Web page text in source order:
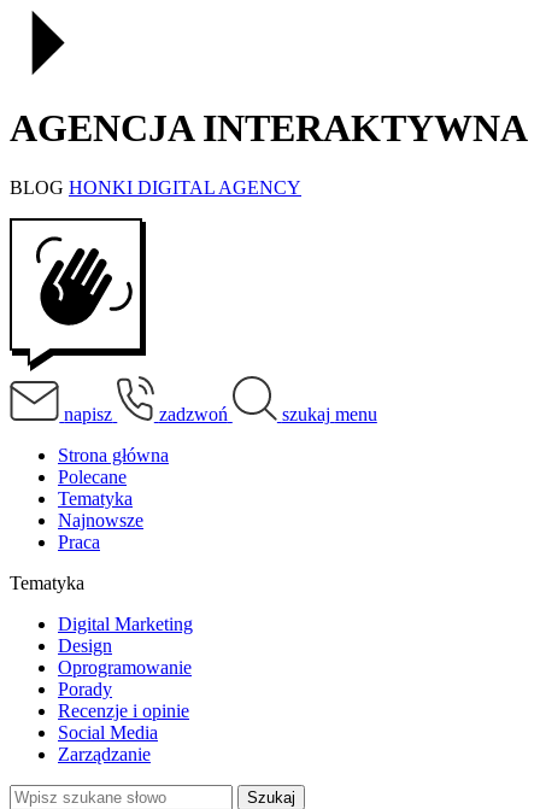
AGENCJA INTERAKTYWNA
BLOG HONKI DIGITAL AGENCY
napisz zadzwoń szukaj menu
Strona główna
Polecane
Tematyka
Najnowsze
Praca
Tematyka
Digital Marketing
Design
Oprogramowanie
Porady
Recenzje i opinie
Social Media
Zarządzanie
Szukaj